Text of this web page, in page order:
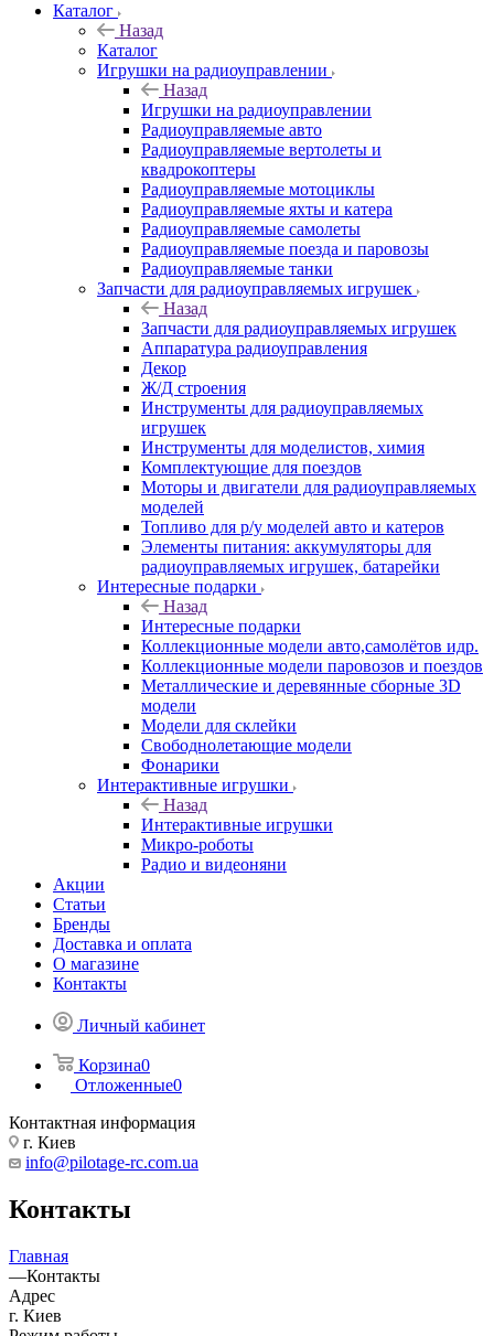
Каталог
Назад
Каталог
Игрушки на радиоуправлении
Назад
Игрушки на радиоуправлении
Радиоуправляемые авто
Радиоуправляемые вертолеты и
квадрокоптеры
Радиоуправляемые мотоциклы
Радиоуправляемые яхты и катера
Радиоуправляемые самолеты
Радиоуправляемые поезда и паровозы
Радиоуправляемые танки
Запчасти для радиоуправляемых игрушек
Назад
Запчасти для радиоуправляемых игрушек
Аппаратура радиоуправления
Декор
Ж/Д строения
Инструменты для радиоуправляемых
игрушек
Инструменты для моделистов, химия
Комплектующие для поездов
Моторы и двигатели для радиоуправляемых
моделей
Топливо для р/у моделей авто и катеров
Элементы питания: аккумуляторы для
радиоуправляемых игрушек, батарейки
Интересные подарки
Назад
Интересные подарки
Коллекционные модели авто,самолётов идр.
Коллекционные модели паровозов и поездов
Металлические и деревянные сборные 3D
модели
Модели для склейки
Свободнолетающие модели
Фонарики
Интерактивные игрушки
Назад
Интерактивные игрушки
Микро-роботы
Радио и видеоняни
Акции
Статьи
Бренды
Доставка и оплата
О магазине
Контакты
Личный кабинет
Корзина0
Отложенные0
Контактная информация
г. Киев
info@pilotage-rc.com.ua
Контакты
Главная
—Контакты
Адрес
г. Киев